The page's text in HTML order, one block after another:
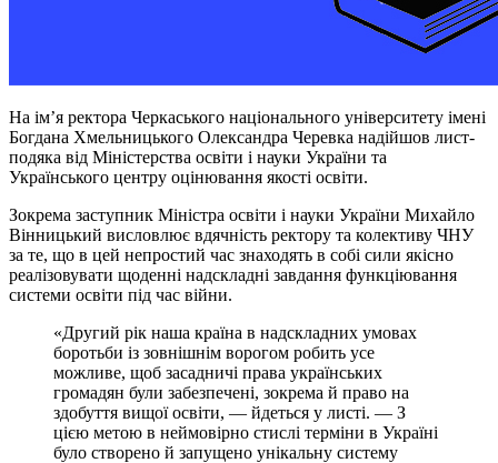
На ім’я ректора Черкаського національного університету імені
Богдана Хмельницького Олександра Черевка надійшов лист-
подяка від Міністерства освіти і науки України та
Українського центру оцінювання якості освіти.
Зокрема заступник Міністра освіти і науки України Михайло
Вінницький висловлює вдячність ректору та колективу ЧНУ
за те, що в цей непростий час знаходять в собі сили якісно
реалізовувати щоденні надскладні завдання функціювання
системи освіти під час війни.
«Другий рік наша країна в надскладних умовах
боротьби із зовнішнім ворогом робить усе
можливе, щоб засадничі права українських
громадян були забезпечені, зокрема й право на
здобуття вищої освіти, — йдеться у листі. — З
цією метою в неймовірно стислі терміни в Україні
було створено й запущено унікальну систему